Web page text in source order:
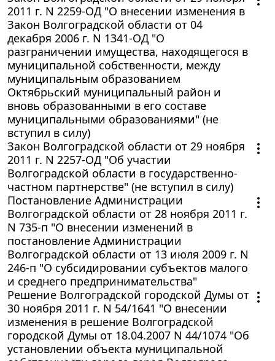
2011 г. N 2259-ОД "О внесении изменения в
Закон Волгоградской области от 04
декабря 2006 г. N 1341-ОД "О
разграничении имущества, находящегося в
муниципальной собственности, между
муниципальным образованием
Октябрьский муниципальный район и
вновь образованными в его составе
муниципальными образованиями" (не
вступил в силу)
Закон Волгоградской области от 29 ноября
2011 г. N 2257-ОД "Об участии
Волгоградской области в государственно-
частном партнерстве" (не вступил в силу)
Постановление Администрации
Волгоградской области от 28 ноября 2011 г.
N 735-п "О внесении изменений в
постановление Администрации
Волгоградской области от 13 июля 2009 г. N
246-п "О субсидировании субъектов малого
и среднего предпринимательства"
Решение Волгоградской городской Думы от
30 ноября 2011 г. N 54/1641 "О внесении
изменения в решение Волгоградской
городской Думы от 18.04.2007 N 44/1074 "Об
установлении объекта муниципальной